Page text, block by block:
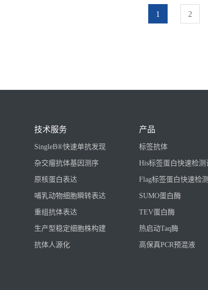
1 2
技术服务
SingleB®快速单抗发现
杂交瘤抗体基因测序
原核蛋白表达
哺乳动物细胞瞬转表达
重组抗体表达
生产型稳定细胞株构建
抗体人源化
产品
标签抗体
His标签蛋白快速检测
Flag标签蛋白快速检
SUMO蛋白酶
TEV蛋白酶
热启动Taq酶
高保真PCR预混液